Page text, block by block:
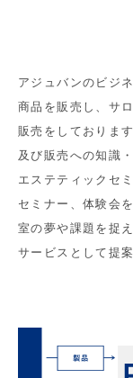
アジュバンのビジ
商品を販売し、サ
販売をしておりま
及び販売への知識
エステティックセ
セミナー、体験会
室の夢や課題を捉
サービスとして提